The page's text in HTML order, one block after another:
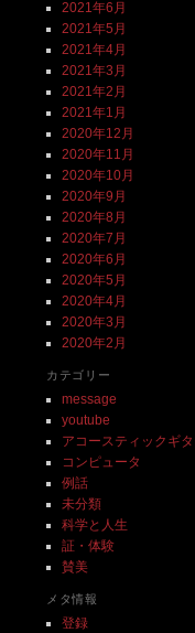
2021年6月
2021年5月
2021年4月
2021年3月
2021年2月
2021年1月
2020年12月
2020年11月
2020年10月
2020年9月
2020年8月
2020年7月
2020年6月
2020年5月
2020年4月
2020年3月
2020年2月
カテゴリー
message
youtube
アコースティックギ
コンピュータ
例話
未分類
科学と人生
証・体験
賛美
メタ情報
登録